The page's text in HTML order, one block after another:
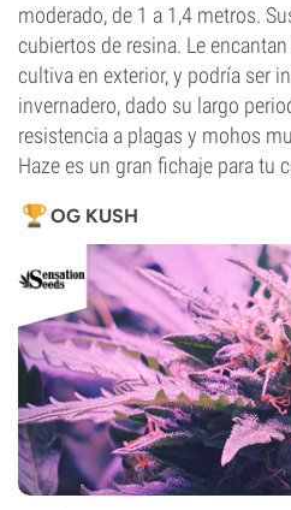
moderado, de 1 a 1,4 metros.
cubiertos de resina. Le
cultiva en exterior, y podría ser
invernadero, dado su largo
resistencia a plagas y mohos
Haze es un gran fichaje para tu
OG KUSH